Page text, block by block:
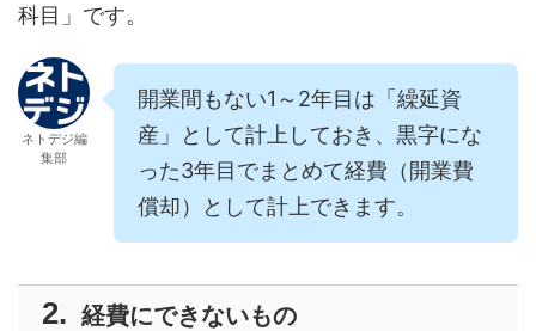
科目」です。
ネトデジ編
集部
開業間もない1～2年目は「繰延資
産」として計上しておき、黒字にな
った3年目でまとめて経費（開業費
償却）として計上できます。
経費にできないもの